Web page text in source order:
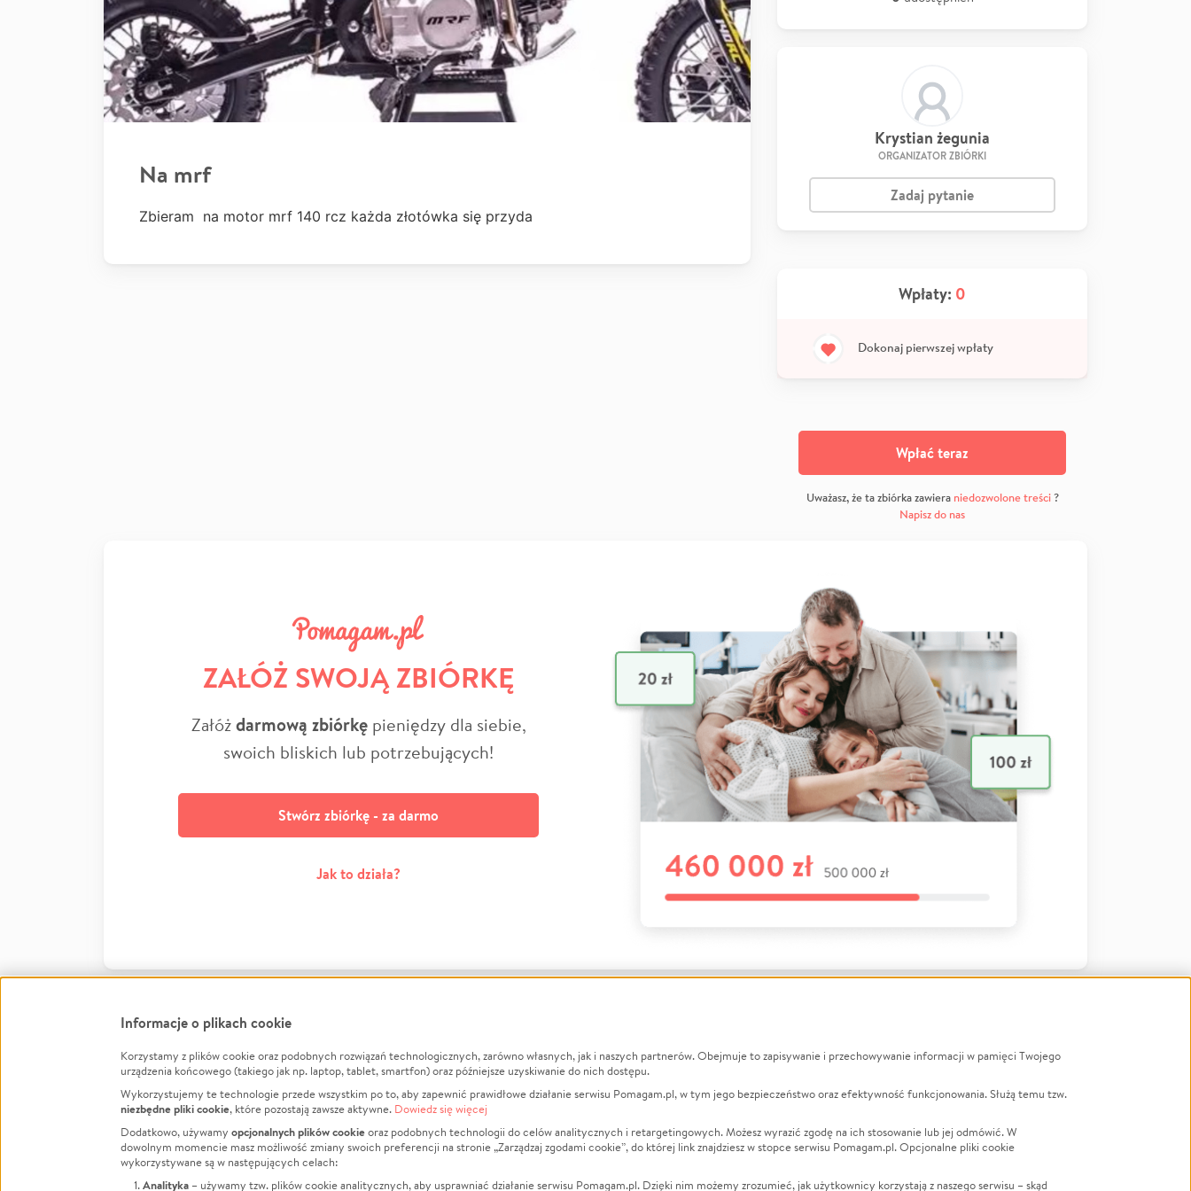
Na mrf
Zbieram na motor mrf 140 rcz każda złotówka się przyda
Krystian żegunia
ORGANIZATOR ZBIÓRKI
Zadaj pytanie
Wpłaty: 0
Dokonaj pierwszej wpłaty
Wpłać teraz
Uważasz, że ta zbiórka zawiera niedozwolone treści?
Napisz do nas
ZAŁÓŻ SWOJĄ ZBIÓRKĘ
Załóżdarmową zbiórkępieniędzy dla siebie,
swoich bliskich lub potrzebujących!
Stwórz zbiórkę - za darmo
Jak to działa?
FacebookTwitter Instagram
LinkedInTikTok Youtube
Informacje
Jak to działa?
Regulamin
Polityka Prywatności
O nas
Opinie
Raporty
Za darmo
Zbieraj na
Leczenie
Zwierzęta
Pożar
LGBTQ+
Powódź
Wichura
Informacje o plikach cookie
Korzystamy z plików cookie oraz podobnych rozwiązań technologicznych, zarówno własnych, jak i naszych partnerów. Obejmuje to zapisywanie i przechowywanie informacji w pamięci Twojego
urządzenia końcowego (takiego jak np. laptop, tablet, smartfon) oraz późniejsze uzyskiwanie do nich dostępu.
Wykorzystujemy te technologie przede wszystkim po to, aby zapewnić prawidłowe działanie serwisu Pomagam.pl, w tym jego bezpieczeństwo oraz efektywność funkcjonowania. Służą temu tzw.
niezbędne pliki cookie, które pozostają zawsze aktywne. Dowiedz się więcej
Dodatkowo, używamy opcjonalnych plików cookieoraz podobnych technologii do celów analitycznych i retargetingowych. Możesz wyrazić zgodę na ich stosowanie lub jej odmówić. W
dowolnym momencie masz możliwość zmiany swoich preferencji na stronie „Zarządzaj zgodami cookie”, do której link znajdziesz w stopce serwisu Pomagam.pl. Opcjonalne pliki cookie
wykorzystywane są w następujących celach:
Analityka – używamy tzw. plików cookie analitycznych, aby usprawniać działanie serwisu Pomagam.pl. Dzięki nim możemy zrozumieć, jak użytkownicy korzystają z naszego serwisu – skąd